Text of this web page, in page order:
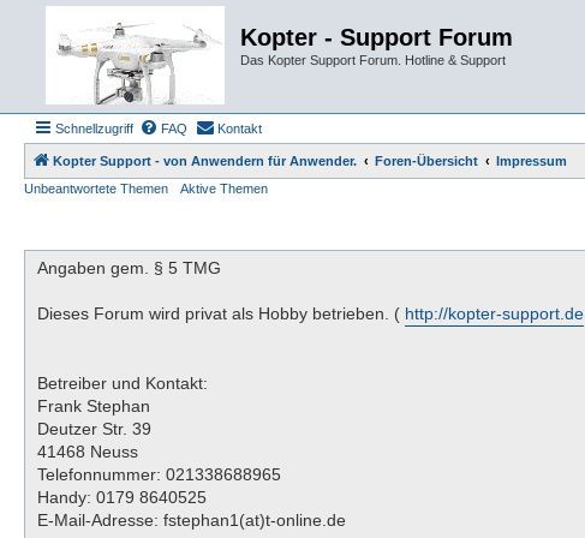
Kopter - Support Forum
Das Kopter Support Forum. Hotline & Support
Schnellzugriff FAQ Kontakt
Kopter Support - von Anwendern für Anwender. Foren-Übersicht
Impressum
Unbeantwortete Themen
Aktive Themen
Angaben gem. § 5 TMG
Dieses Forum wird privat als Hobby betrieben. ( http://kopter-support.de
Betreiber und Kontakt:
Frank Stephan
Deutzer Str. 39
41468 Neuss
Telefonnummer: 021338688965
Handy: 0179 8640525
E-Mail-Adresse: fstephan1(at)t-online.de